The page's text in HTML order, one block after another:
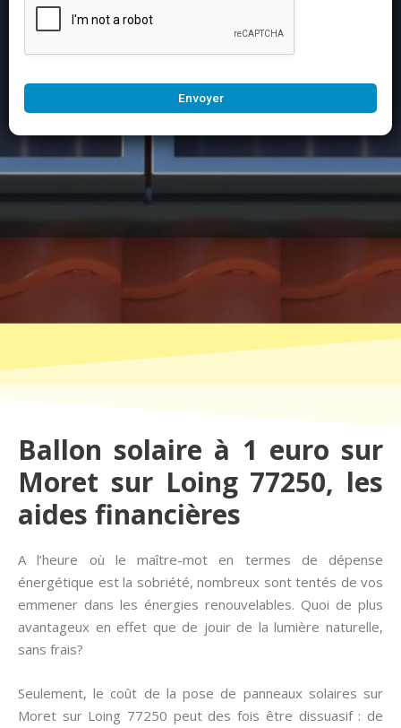
Envoyer
Ballon solaire à 1 euro sur
Moret sur Loing 77250, les
aides financières
A l’heure où le maître-mot en termes de dépense
énergétique est la sobriété, nombreux sont tentés de vos
emmener dans les énergies renouvelables. Quoi de plus
avantageux en effet que de jouir de la lumière naturelle,
sans frais?
Seulement, le coût de la pose de panneaux solaires sur
Moret sur Loing 77250 peut des fois être dissuasif : de